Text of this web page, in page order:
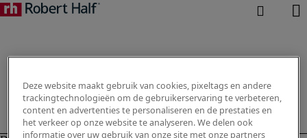
Deze website maakt gebruik van cookies, pixeltags en andere
trackingtechnologieën om de gebruikerservaring te verbeteren,
content en advertenties te personaliseren en de prestaties en
het verkeer op onze website te analyseren. We delen ook
informatie over uw gebruik van onze site met onze partners